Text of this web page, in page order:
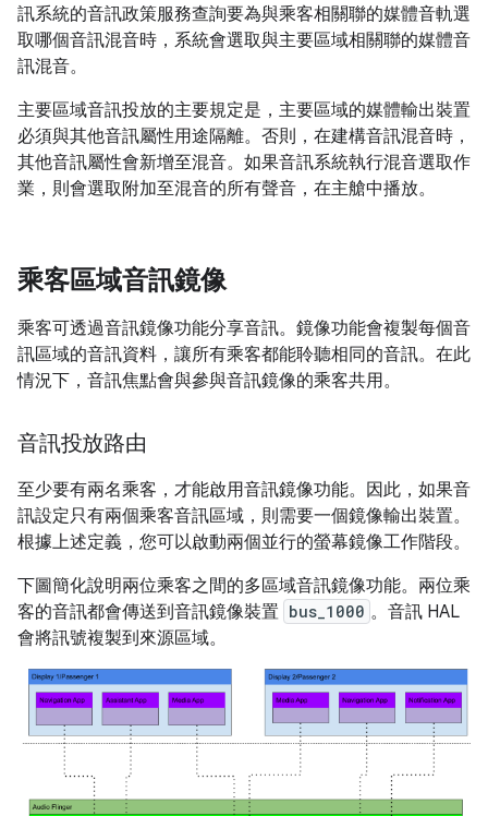
訊系統的音訊政策服務查詢要為與乘客相關聯的媒體音軌選
取哪個音訊混音時，系統會選取與主要區域相關聯的媒體音
訊混音。
主要區域音訊投放的主要規定是，主要區域的媒體輸出裝置
必須與其他音訊屬性用途隔離。否則，在建構音訊混音時，
其他音訊屬性會新增至混音。如果音訊系統執行混音選取作
業，則會選取附加至混音的所有聲音，在主艙中播放。
乘客區域音訊鏡像
乘客可透過音訊鏡像功能分享音訊。鏡像功能會複製每個音
訊區域的音訊資料，讓所有乘客都能聆聽相同的音訊。在此
情況下，音訊焦點會與參與音訊鏡像的乘客共用。
音訊投放路由
至少要有兩名乘客，才能啟用音訊鏡像功能。因此，如果音
訊設定只有兩個乘客音訊區域，則需要一個鏡像輸出裝置。
根據上述定義，您可以啟動兩個並行的螢幕鏡像工作階段。
下圖簡化說明兩位乘客之間的多區域音訊鏡像功能。兩位乘
客的音訊都會傳送到音訊鏡像裝置 bus_1000 。音訊 HAL
會將訊號複製到來源區域。